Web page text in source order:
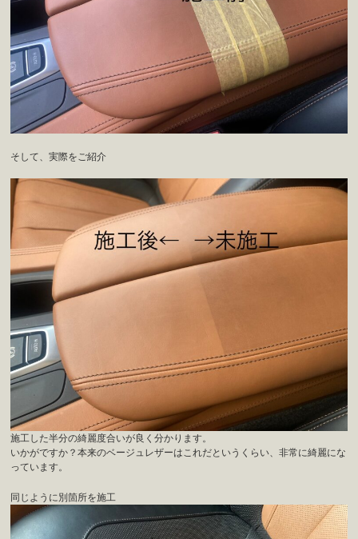
そして、実際をご紹介
施工した半分の綺麗度合いが良く分かります。
いかがですか？本来のベージュレザーはこれだというくらい、非常に綺麗にな
っています。
同じように別箇所を施工